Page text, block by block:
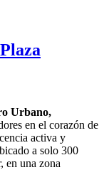
Urbano,
en el corazón de
activa y
a solo 300
en una zona